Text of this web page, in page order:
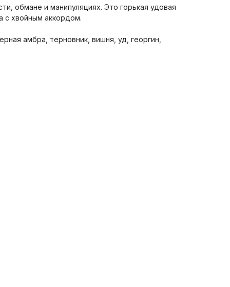
обмане и манипуляциях. Это горькая удовая
с хвойным аккордом.
амбра, терновник, вишня, уд, георгин,